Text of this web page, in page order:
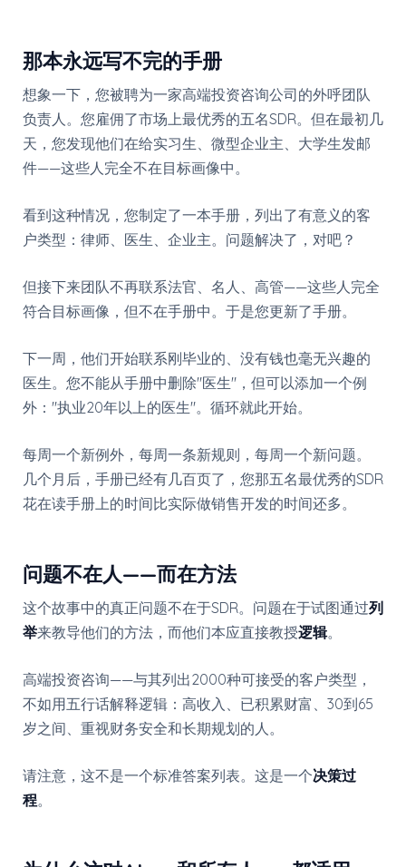
那本永远写不完的手册
想象一下，您被聘为一家高端投资咨询公司的外呼团队
负责人。您雇佣了市场上最优秀的五名SDR。但在最初几
天，您发现他们在给实习生、微型企业主、大学生发邮
件——这些人完全不在目标画像中。
看到这种情况，您制定了一本手册，列出了有意义的客
户类型：律师、医生、企业主。问题解决了，对吧？
但接下来团队不再联系法官、名人、高管——这些人完全
符合目标画像，但不在手册中。于是您更新了手册。
下一周，他们开始联系刚毕业的、没有钱也毫无兴趣的
医生。您不能从手册中删除"医生"，但可以添加一个例
外："执业20年以上的医生"。循环就此开始。
每周一个新例外，每周一条新规则，每周一个新问题。
几个月后，手册已经有几百页了，您那五名最优秀的SDR
花在读手册上的时间比实际做销售开发的时间还多。
问题不在人——而在方法
这个故事中的真正问题不在于SDR。问题在于试图通过列
举来教导他们的方法，而他们本应直接教授逻辑。
高端投资咨询——与其列出2000种可接受的客户类型，
不如用五行话解释逻辑：高收入、已积累财富、30到65
岁之间、重视财务安全和长期规划的人。
请注意，这不是一个标准答案列表。这是一个决策过
程。